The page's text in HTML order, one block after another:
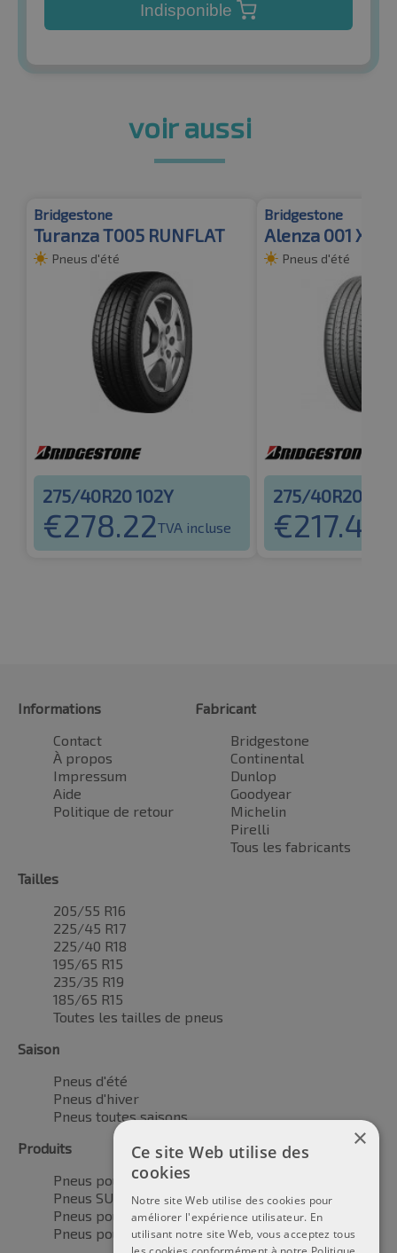
Indisponible
voir aussi
Bridgestone
Turanza T005 RUNFLAT
Pneus d'été
275/40R20 102Y
€278.22TVA incluse
Bridgestone
Alenza 001 XL
Pneus d'été
275/40R20
€217.49
Informations
Contact
À propos
Impressum
Aide
Politique de retour
Fabricant
Bridgestone
Continental
Dunlop
Goodyear
Michelin
Pirelli
Tous les fabricants
Tailles
205/55 R16
225/45 R17
225/40 R18
195/65 R15
235/35 R19
185/65 R15
Toutes les tailles de pneus
Saison
Pneus d'été
Pneus d'hiver
Pneus toutes saisons
Produits
Pneus pour voitures
Pneus SUV / 4x4
Pneus pour camionnettes
Pneus pour motos
×
Ce site Web utilise des
cookies
Notre site Web utilise des cookies pour
améliorer l'expérience utilisateur. En
utilisant notre site Web, vous acceptez tous